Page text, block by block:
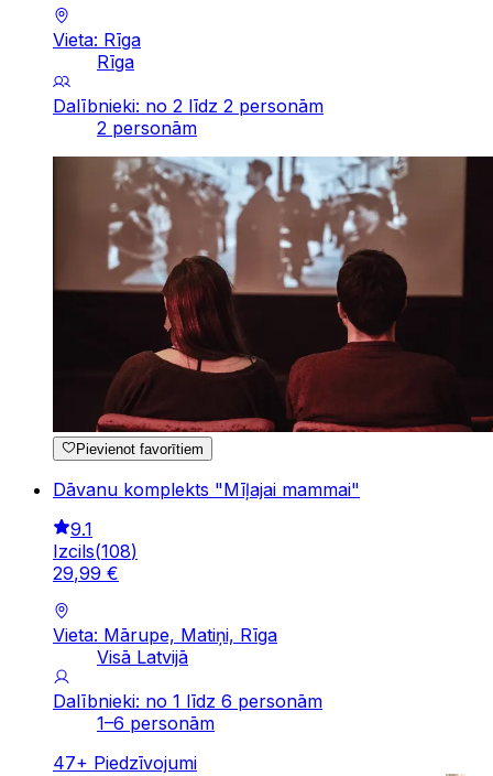
Vieta: Rīga
Rīga
Dalībnieki: no 2 līdz 2 personām
2 personām
Pievienot favorītiem
Dāvanu komplekts "Mīļajai mammai"
9.1
Izcils(108)
29,99 €
Vieta: Mārupe, Matiņi, Rīga
Visā Latvijā
Dalībnieki: no 1 līdz 6 personām
1–6 personām
47+ Piedzīvojumi